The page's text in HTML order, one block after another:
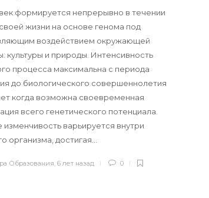
формируется непрерывно в течении
жизни на основе генома под
воздействием окружающей
культуры и природы. Интенсивность
процесса максимальна с периода
до биологического совершеннолетия
когда возможна своевременная
всего генетического потенциала.
изменчивость варьируется внутри
организма, достигая…
Образования,6 лет назад 0